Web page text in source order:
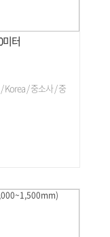
미터
Korea / 중소사 / 중